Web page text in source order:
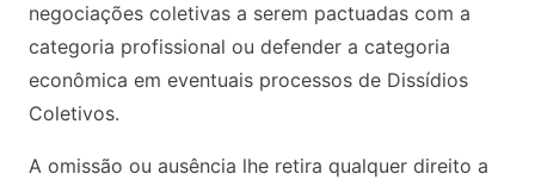
negociações coletivas a serem pactuadas com a
categoria profissional ou defender a categoria
econômica em eventuais processos de Dissídios
Coletivos.
A omissão ou ausência lhe retira qualquer direito a